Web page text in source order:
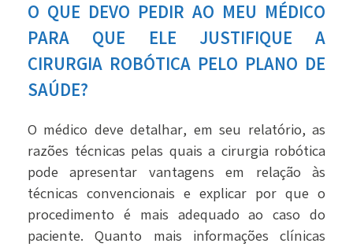
O QUE DEVO PEDIR AO MEU MÉDICO
PARA QUE ELE JUSTIFIQUE A
CIRURGIA ROBÓTICA PELO PLANO DE
SAÚDE?
O médico deve detalhar, em seu relatório, as
razões técnicas pelas quais a cirurgia robótica
pode apresentar vantagens em relação às
técnicas convencionais e explicar por que o
procedimento é mais adequado ao caso do
paciente. Quanto mais informações clínicas